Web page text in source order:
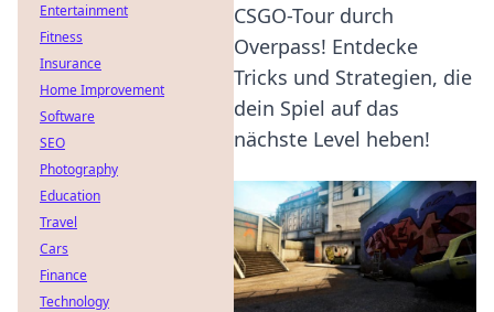
CSGO-Tour durch
Overpass! Entdecke
Tricks und Strategien, die
dein Spiel auf das
nächste Level heben!
Entertainment
Fitness
Insurance
Home Improvement
Software
SEO
Photography
Education
Travel
Cars
Finance
Technology